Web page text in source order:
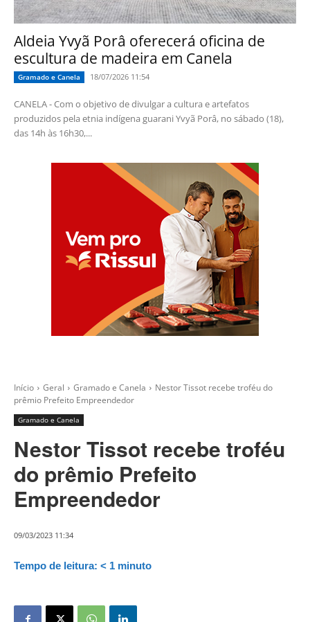
Aldeia Yvyã Porâ oferecerá oficina de
escultura de madeira em Canela
Gramado e Canela 18/07/2026 11:54
CANELA - Com o objetivo de divulgar a cultura e artefatos
produzidos pela etnia indígena guarani Yvyã Porâ, no sábado (18),
das 14h às 16h30,...